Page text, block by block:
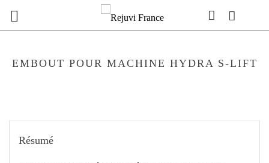

EMBOUT POUR MACHINE HYDRA S-LIFT
Résumé